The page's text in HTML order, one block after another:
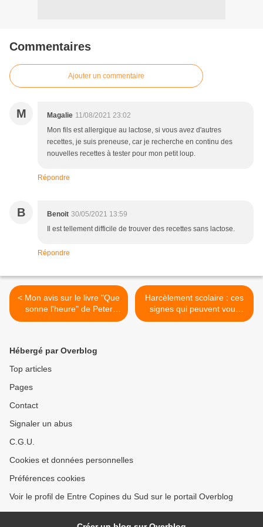
Commentaires
Ajouter un commentaire
M Magalie 11/08/2021 23:02
Mon fils est allergique au lactose, si vous avez d'autres
recettes, je suis preneuse, car je recherche en continu des
nouvelles recettes à tester pour mon petit loup.
Répondre
B Benoit 30/05/2021 13:59
Il est tellement difficile de trouver des recettes sans lactose.
Répondre
< Mon avis sur le livre "Que
sonne l'heure" de Peter
James !!
Harcèlement scolaire : ces
signes qui peuvent vous
interpeller ! >
Hébergé par Overblog
Top articles
Pages
Contact
Signaler un abus
C.G.U.
Cookies et données personnelles
Préférences cookies
Voir le profil de Entre Copines du Sud sur le portail Overblog